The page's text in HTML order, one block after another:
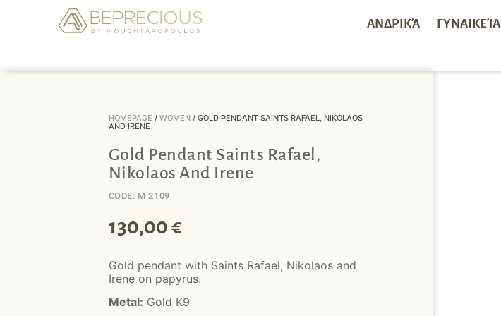
ΑΝΔΡΙΚΆ ΓΥΝΑΙΚΕΊΑ
HOMEPAGE / WOMEN/ GOLD PENDANT SAINTS RAFAEL, NIKOLAOS
AND IRENE
Gold Pendant Saints Rafael,
Nikolaos And Irene
CODE: M 2109
130,00€
Gold pendant with Saints Rafael, Nikolaos and
Irene on papyrus.
Metal: Gold K9